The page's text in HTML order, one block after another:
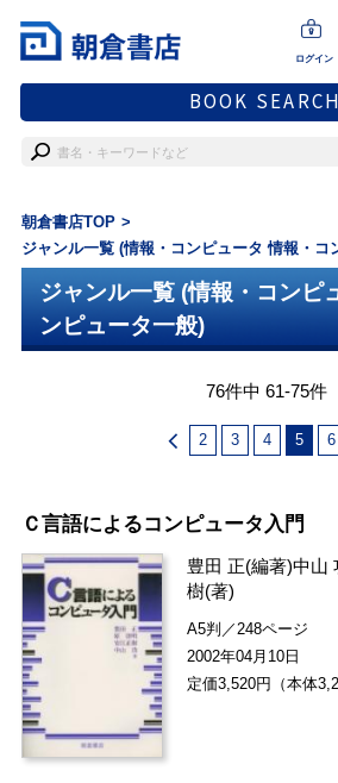
ログイン
BOOK SEARCH
朝倉書店TOP
ジャンル一覧 (情報・コンピュータ 情報・コ
ジャンル一覧 (情報・コンピ
ンピュータ一般)
76件中 61-75件
2 3 4 5 6
Ｃ言語によるコンピュータ入門
豊田 正(編著)中山
樹(著)
A5判／248ページ
2002年04月10日
定価3,520円（本体